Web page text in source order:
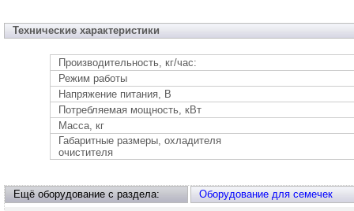
Технические характеристики
Производительность, кг/час:
Режим работы
Напряжение питания, В
Потребляемая мощность, кВт
Масса, кг
Габаритные размеры, охладителя
очистителя
Ещё оборудование с раздела: Оборудование для семечек